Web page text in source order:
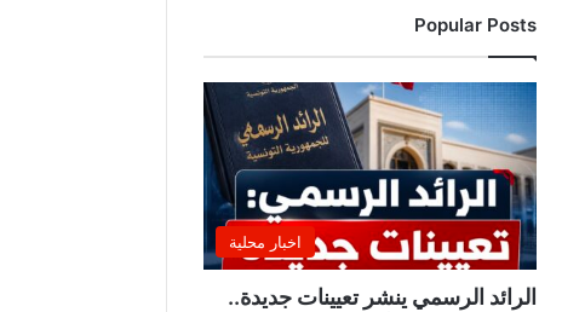
Popular Posts
اخبار محلية
الرائد الرسمي ينشر تعيينات جديدة..